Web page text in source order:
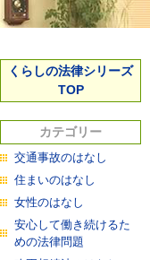
くらしの法律シリーズ
TOP
カテゴリー
交通事故のはなし
住まいのはなし
女性のはなし
安心して働き続けるた
めの法律問題